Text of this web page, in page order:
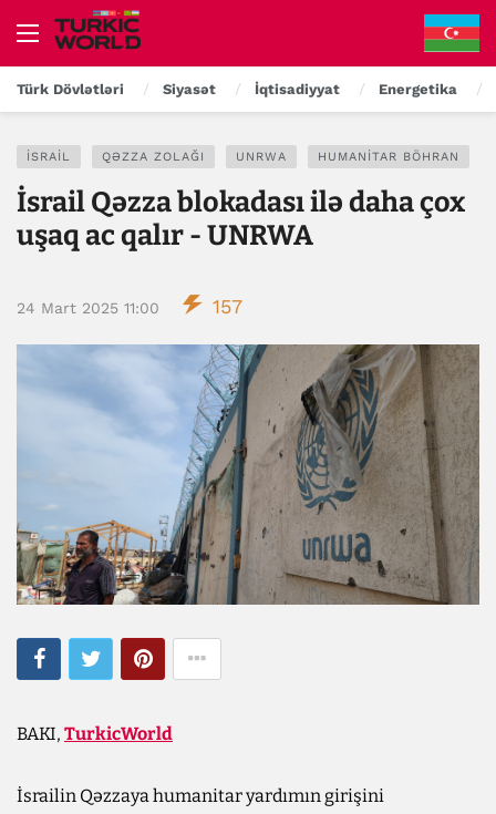
Türk Dövlətləri Siyasət İqtisadiyyat Energetika
İSRAIL QƏZZA ZOLAĞI UNRWA HUMANITAR BÖHRAN
İsrail Qəzza blokadası ilə daha çox
uşaq ac qalır - UNRWA
24 Mart 2025 11:00 157
BAKI, TurkicWorld
İsrailin Qəzzaya humanitar yardımın girişini